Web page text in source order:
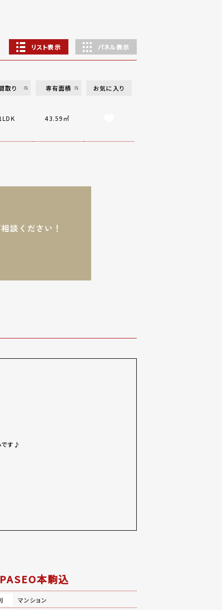
リスト表示 パネル表示
取り 専有面積 お気に入り
43.59㎡
です♪
本駒込
マンション